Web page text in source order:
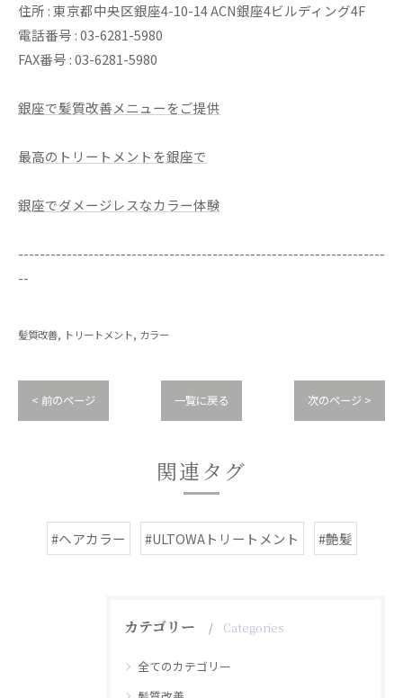
住所 : 東京都中央区銀座4-10-14 ACN銀座4ビルディング4F
電話番号 : 03-6281-5980
FAX番号 : 03-6281-5980
銀座で髪質改善メニューをご提供
最高のトリートメントを銀座で
銀座でダメージレスなカラー体験
--------------------------------------------------------------------
--
髪質改善 トリートメント カラー
< 前のページ 一覧に戻る 次のページ >
関連タグ
#ヘアカラー #ULTOWAトリートメント #艶髪
カテゴリー Categories
全てのカテゴリー